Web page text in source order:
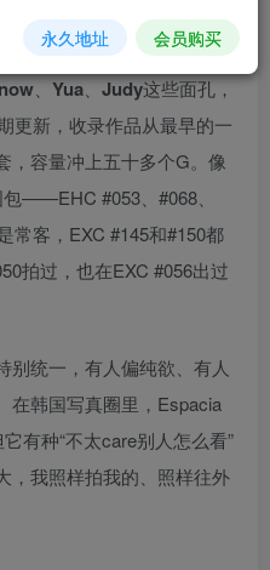
不太一样。它旗下主力是
、Yua、Judy这些面孔，
更新，收录作品从最早的一
，容量冲上五十多个G。像
——EHC #053、#068、
常客，EXC #145和#150都
拍过，也在EXC #056出过
别统一，有人偏纯欲、有人
在韩国写真圈里，Espacia
有种“不太care别人怎么看”
我照样拍我的、照样往外
永久地址 会员购买